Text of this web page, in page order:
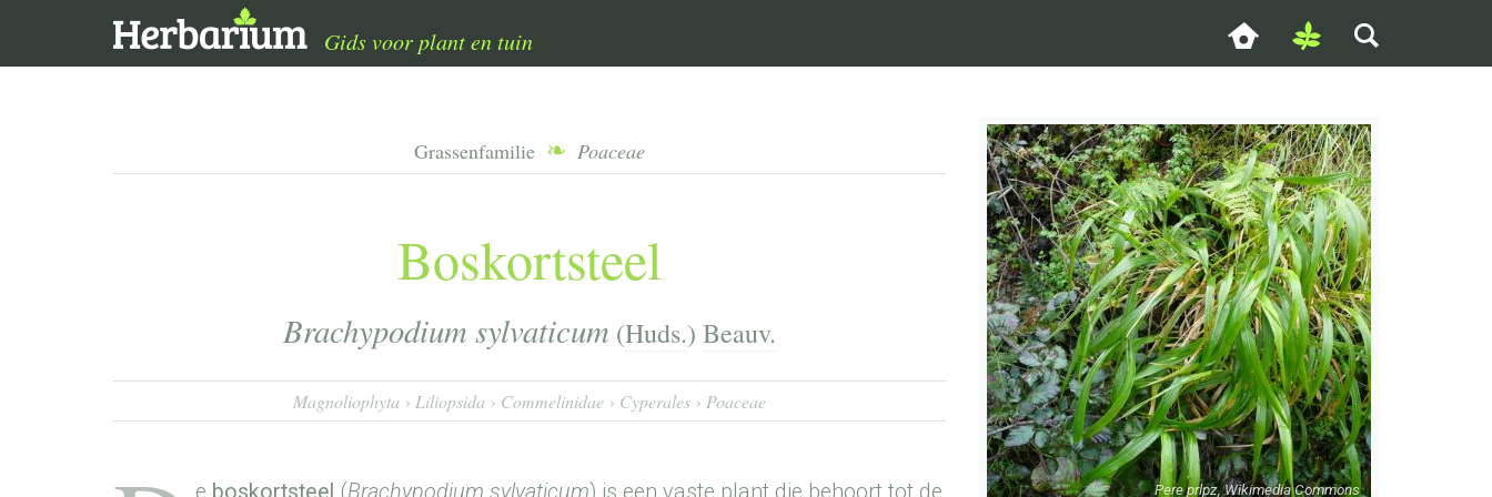
Gids voor plant en tuin
Grassenfamilie Poaceae
Boskortsteel
Brachypodium sylvaticum (Huds.) Beauv.
Magnoliophyta Liliopsida Commelinidae Cyperales Poaceae
Pere prlpz, Wikimedia Commons